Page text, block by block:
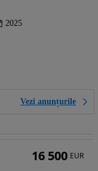
2025
Vezi anunțurile
16 500 EUR